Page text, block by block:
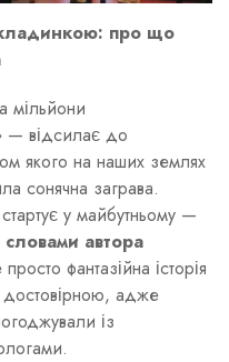
про що
мільйони
— відсилає до
якого на наших землях
сонячна заграва.
у майбутньому —
словами автора
фантазійна історія
достовірною, адже
із